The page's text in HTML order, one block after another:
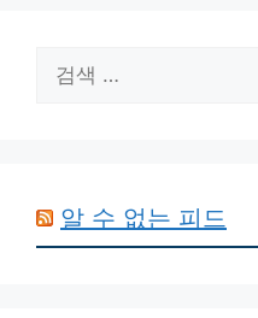
색:
알 수 없는 피드